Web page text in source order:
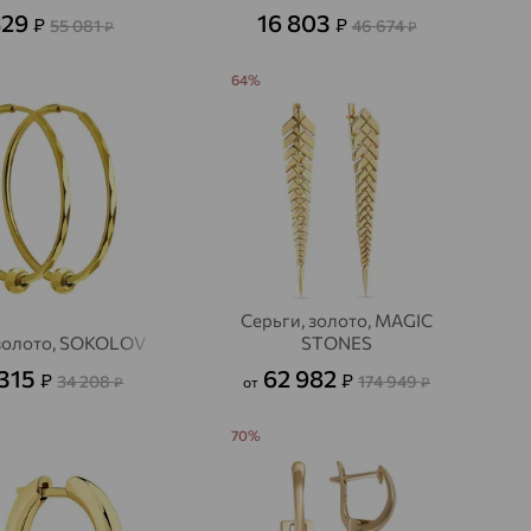
₽ 55 081₽ 16 803 ₽ 46 674₽
SOKOLOV
₽ 34 208₽
Серьги, золото, MAGIC
STONES
от 62 982₽ 174 949₽
64%
70%